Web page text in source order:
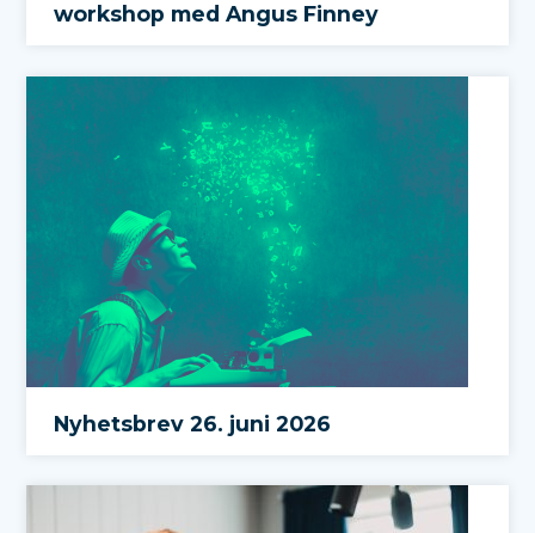
workshop med Angus Finney
Nyhetsbrev 26. juni 2026